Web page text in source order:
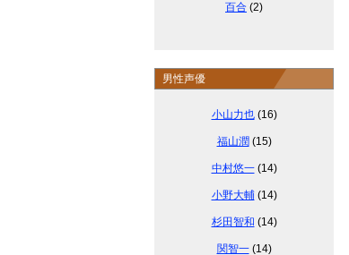
百合 (2)
男性声優
小山力也(16)
福山潤 (15)
中村悠一(14)
小野大輔(14)
杉田智和 (14)
関智一(14)